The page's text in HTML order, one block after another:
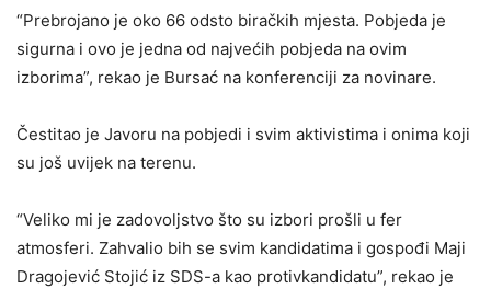
“Prebrojano je oko 66 odsto biračkih mjesta. Pobjeda je
sigurna i ovo je jedna od najvećih pobjeda na ovim
izborima”, rekao je Bursać na konferenciji za novinare.
Čestitao je Javoru na pobjedi i svim aktivistima i onima koji
su još uvijek na terenu.
“Veliko mi je zadovoljstvo što su izbori prošli u fer
atmosferi. Zahvalio bih se svim kandidatima i gospođi Maji
Dragojević Stojić iz SDS-a kao protivkandidatu”, rekao je